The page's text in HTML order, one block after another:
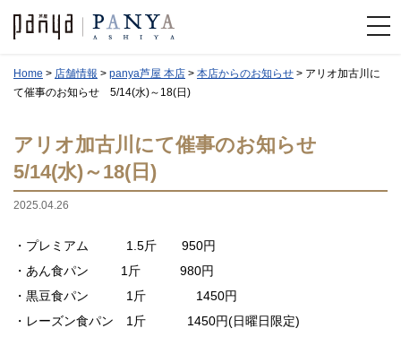
Home > 店舗情報 > panya芦屋 本店 > 本店からのお知らせ > アリオ加古川に
て催事のお知らせ 5/14(水)～18(日)
アリオ加古川にて催事のお知らせ
5/14(水)～18(日)
2025.04.26
・プレミアム 1.5斤 950円
・あん食パン 1斤 980円
・黒豆食パン 1斤 1450円
・レーズン食パン 1斤 1450円(日曜日限定)